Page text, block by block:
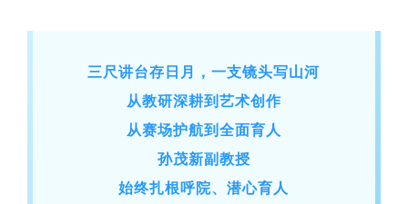
三尺讲台存日月，一支镜头写山河
从教研深耕到艺术创作
从赛场护航到全面育人
孙茂新副教授
始终扎根呼院、潜心育人